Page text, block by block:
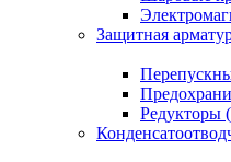
Защитная
Редукторы